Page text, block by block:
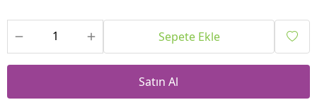
Sepete Ekle
Satın Al